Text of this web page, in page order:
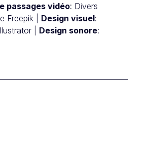
passages vidéo: Divers
Freepik | Design visuel:
| Design sonore: